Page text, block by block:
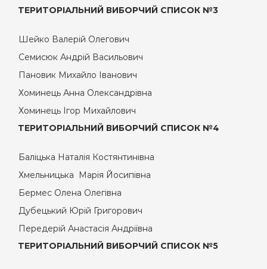
ТЕРИТОРІАЛЬНИЙ ВИБОРЧИЙ СПИСОК №3
Шейко Валерій Олегович
Семисюк Андрій Васильович
Пановик Михайло Іванович
Хоминець Анна Олександрівна
Хоминець Ігор Михайлович
ТЕРИТОРІАЛЬНИЙ ВИБОРЧИЙ СПИСОК №4
Баліцька Наталія Костянтинівна
Хмельницька Марія Йосипівна
Бермес Олена Олегівна
Дубецький Юрій Григорович
Передерій Анастасія Андріївна
ТЕРИТОРІАЛЬНИЙ ВИБОРЧИЙ СПИСОК №5